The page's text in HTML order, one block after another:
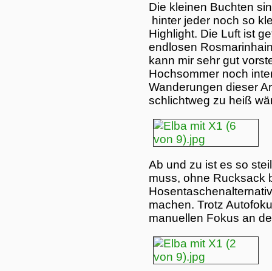
Die kleinen Buchten
hinter jeder noch so
Highlight. Die Luft ist
endlosen
kann mir sehr gut
Hochsommer noch
Wanderungen dieser
schlichtweg zu heiß
Ab und zu ist es so
muss, ohne Rucksack
machen. Trotz
manuellen Fokus an